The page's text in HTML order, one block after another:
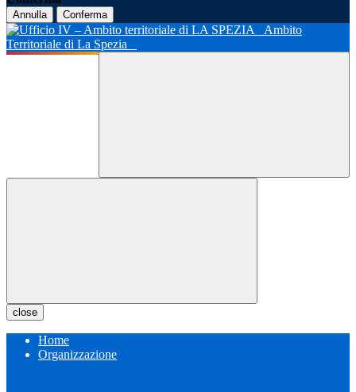
Annulla Conferma
Ambito
Territoriale di La Spezia
close
Home
Organizzazione